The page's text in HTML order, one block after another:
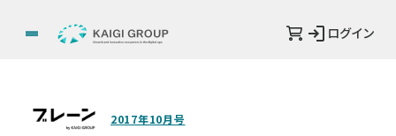
ログイン
2017年10月号